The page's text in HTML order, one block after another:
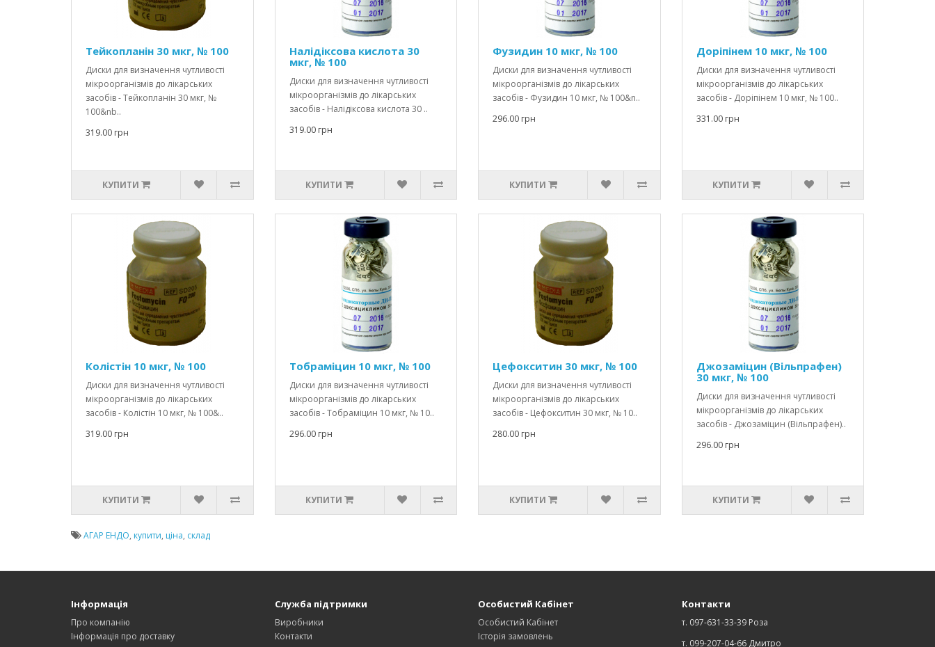
Тейкопланін 30 мкг, № 100
Диски для визначення чутливості
мікроорганізмів до лікарських
засобів - Тейкопланін 30 мкг, №
100&nb..
319.00 грн
КУПИТИ
Налідіксова кислота 30
мкг, № 100
Диски для визначення чутливості
мікроорганізмів до лікарських
засобів - Налідіксова кислота 30 ..
319.00 грн
КУПИТИ
Фузидин 10 мкг, № 100
Диски для визначення чутливості
мікроорганізмів до лікарських
засобів - Фузидин 10 мкг, № 100&n..
296.00 грн
КУПИТИ
Доріпінем 10 мкг, № 100
Диски для визначення чутливості
мікроорганізмів до лікарських
засобів - Доріпінем 10 мкг, № 100..
331.00 грн
КУПИТИ
Колістін 10 мкг, № 100
Диски для визначення чутливості
мікроорганізмів до лікарських
засобів - Колістін 10 мкг, № 100&..
319.00 грн
КУПИТИ
Тобраміцин 10 мкг, № 100
Диски для визначення чутливості
мікроорганізмів до лікарських
засобів - Тобраміцин 10 мкг, № 10..
296.00 грн
КУПИТИ
Цефокситин 30 мкг, № 100
Диски для визначення чутливості
мікроорганізмів до лікарських
засобів - Цефокситин 30 мкг, № 10..
280.00 грн
КУПИТИ
Джозаміцин (Вільпрафен)
30 мкг, № 100
Диски для визначення чутливості
мікроорганізмів до лікарських
засобів - Джозаміцин (Вільпрафен)..
296.00 грн
КУПИТИ
АГАР ЕНДО, купити, ціна, склад
Інформація
Про компанію
Інформація про доставку
Служба підтримки
Виробники
Контакти
Особистий Кабінет
Особистий Кабінет
Історія замовлень
Контакти
т. 097-631-33-39 Роза
т. 099-207-04-66 Дмитро